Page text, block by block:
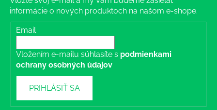
informácie o nových produktoch na našom e-shope.
Email
Vložením e-mailu súhlasíte s podmienkami
ochrany osobných údajov
PRIHLÁSIŤ SA